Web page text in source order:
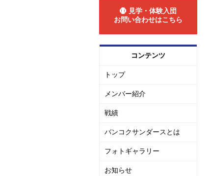
見学・体験入団
お問い合わせはこちら
コンテンツ
トップ
メンバー紹介
戦績
バンコクサンダースとは
フォトギャラリー
お知らせ